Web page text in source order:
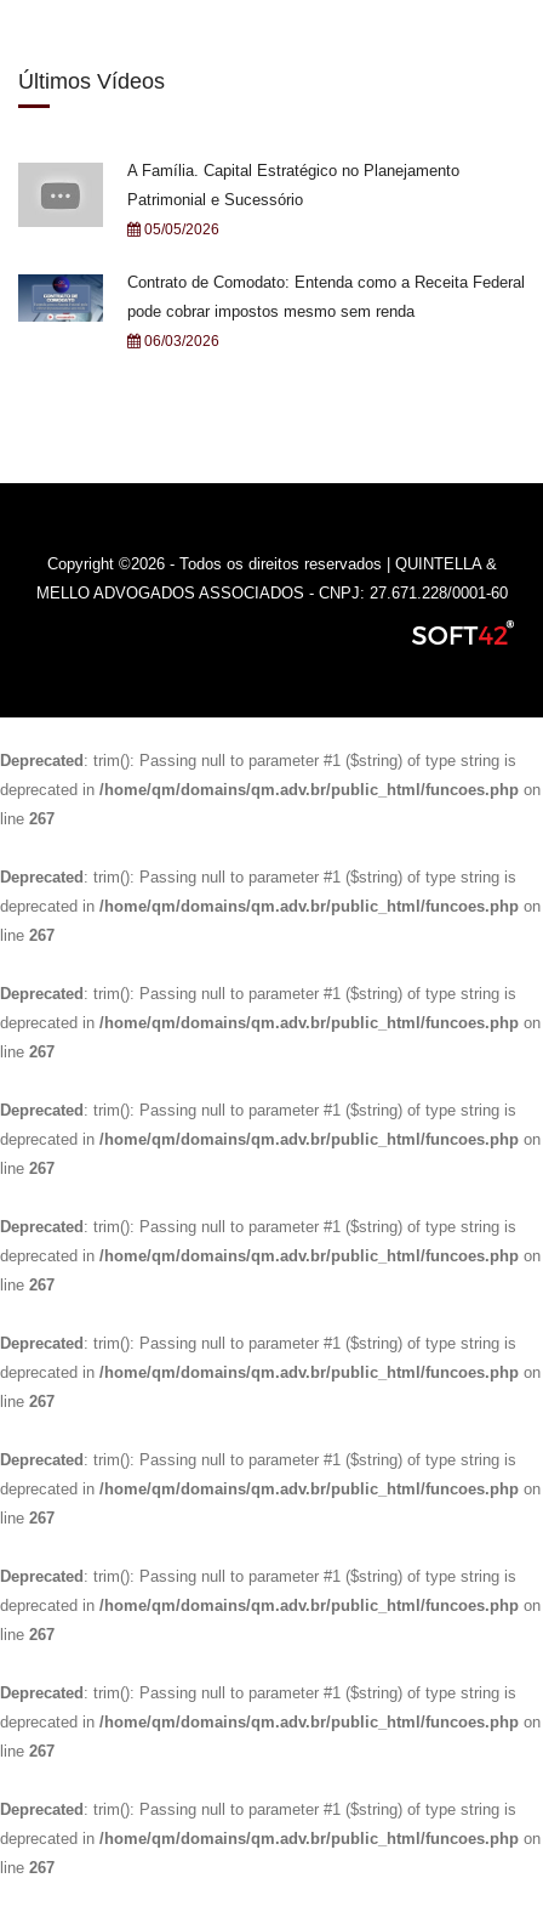
Últimos Vídeos
A Família. Capital Estratégico no Planejamento
Patrimonial e Sucessório
05/05/2026
Contrato de Comodato: Entenda como a Receita Federal
pode cobrar impostos mesmo sem renda
06/03/2026
Copyright ©2026 - Todos os direitos reservados | QUINTELLA &
MELLO ADVOGADOS ASSOCIADOS - CNPJ: 27.671.228/0001-60
Deprecated : trim(): Passing null to parameter #1 ($string) of type string is
deprecated in /home/qm/domains/qm.adv.br/public_html/funcoes.php on
line 267
Deprecated : trim(): Passing null to parameter #1 ($string) of type string is
deprecated in /home/qm/domains/qm.adv.br/public_html/funcoes.php on
line 267
Deprecated : trim(): Passing null to parameter #1 ($string) of type string is
deprecated in /home/qm/domains/qm.adv.br/public_html/funcoes.php on
line 267
Deprecated : trim(): Passing null to parameter #1 ($string) of type string is
deprecated in /home/qm/domains/qm.adv.br/public_html/funcoes.php on
line 267
Deprecated : trim(): Passing null to parameter #1 ($string) of type string is
deprecated in /home/qm/domains/qm.adv.br/public_html/funcoes.php on
line 267
Deprecated : trim(): Passing null to parameter #1 ($string) of type string is
deprecated in /home/qm/domains/qm.adv.br/public_html/funcoes.php on
line 267
Deprecated : trim(): Passing null to parameter #1 ($string) of type string is
deprecated in /home/qm/domains/qm.adv.br/public_html/funcoes.php on
line 267
Deprecated : trim(): Passing null to parameter #1 ($string) of type string is
deprecated in /home/qm/domains/qm.adv.br/public_html/funcoes.php on
line 267
Deprecated : trim(): Passing null to parameter #1 ($string) of type string is
deprecated in /home/qm/domains/qm.adv.br/public_html/funcoes.php on
line 267
Deprecated : trim(): Passing null to parameter #1 ($string) of type string is
deprecated in /home/qm/domains/qm.adv.br/public_html/funcoes.php on
line 267